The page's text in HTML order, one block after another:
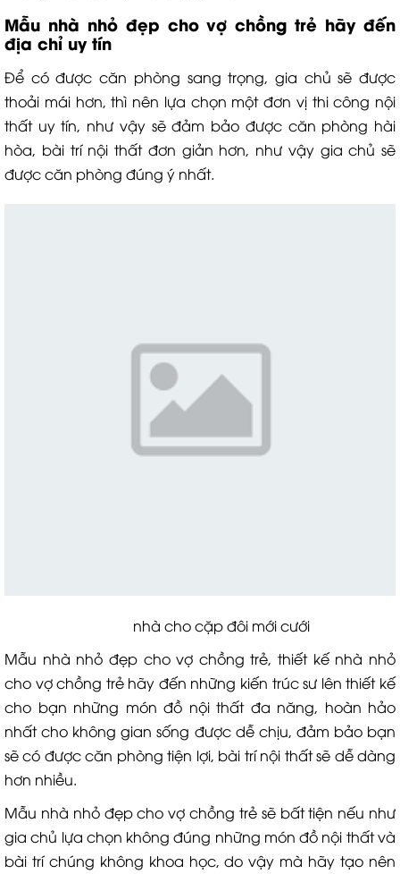
Mẫu nhà nhỏ đẹp cho vợ chồng trẻ hãy đến
địa chỉ uy tín
Để có được căn phòng sang trọng, gia chủ sẽ được
thoải mái hơn, thì nên lựa chọn một đơn vị thi công nội
thất uy tín, như vậy sẽ đảm bảo được căn phòng hài
hòa, bài trí nội thất đơn giản hơn, như vậy gia chủ sẽ
được căn phòng đúng ý nhất.
nhà cho cặp đôi mới cưới
Mẫu nhà nhỏ đẹp cho vợ chồng trẻ, thiết kế nhà nhỏ
cho vợ chồng trẻ hãy đến những kiến trúc sư lên thiết kế
cho bạn những món đồ nội thất đa năng, hoàn hảo
nhất cho không gian sống được dễ chịu, đảm bảo bạn
sẽ có được căn phòng tiện lợi, bài trí nội thất sẽ dễ dàng
hơn nhiều.
Mẫu nhà nhỏ đẹp cho vợ chồng trẻ sẽ bất tiện nếu như
gia chủ lựa chọn không đúng những món đồ nội thất và
bài trí chúng không khoa học, do vậy mà hãy tạo nên